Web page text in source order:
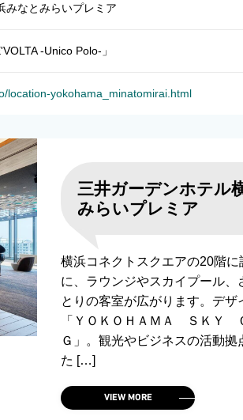
みなとみらいプレミア
-Unico Polo-」
location-yokohama_minatomirai.html
三井ガーデンホテル
みらいプレミア
横浜コネクトスクエアの20階
に、ラウンジやスカイプール、
とりの客室が広がります。デザ
「ＹＯＫＯＨＡＭＡ ＳＫＹ
Ｇ」。観光やビジネスの活動拠
た […]
VIEW MORE